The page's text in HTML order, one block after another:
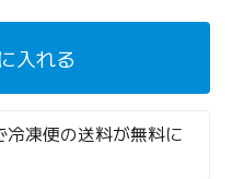
入れる
冷凍便の送料が無料に